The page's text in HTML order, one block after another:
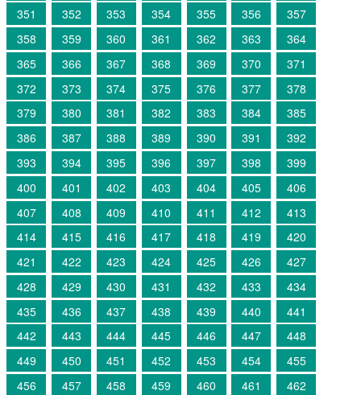
351
352 353 354 355 356
357
358
359 360 361 362 363
364
365
366 367 368 369 370
371
372
373 374 375 376 377
378
379
380 381 382 383 384
385
386
387 388 389 390 391
392
393
394 395 396 397 398
399
400
401 402 403 404 405
406
407
408 409 410 411 412
413
414
415 416 417 418 419
420
421
422 423 424 425 426
427
428
429 430 431 432 433
434
435
436 437 438 439 440
441
442
443 444 445 446 447
448
449
450 451 452 453 454
455
456
457 458 459 460 461
462